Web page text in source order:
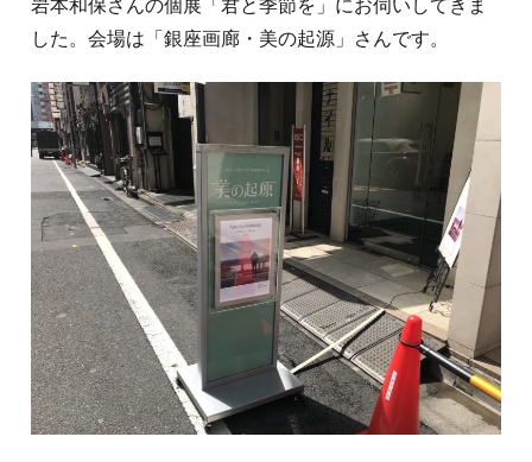
岩本和保さんの個展「君と季節を」にお伺いしてきま
した。会場は「銀座画廊・美の起源」さんです。